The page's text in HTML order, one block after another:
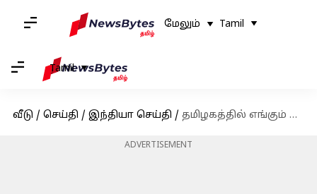
மேலும் Tamil
Tamil
வீடு / செய்தி / இந்தியா செய்தி / தமிழகத்தில் எங்கும் குழந்தைகளுக்கு அழுகிய முட்டைகள் வழங்கப்படவில்லை-விளக்கமளிக்கும் அமைச்சர் கீதா ஜீவன்
ADVERTISEMENT